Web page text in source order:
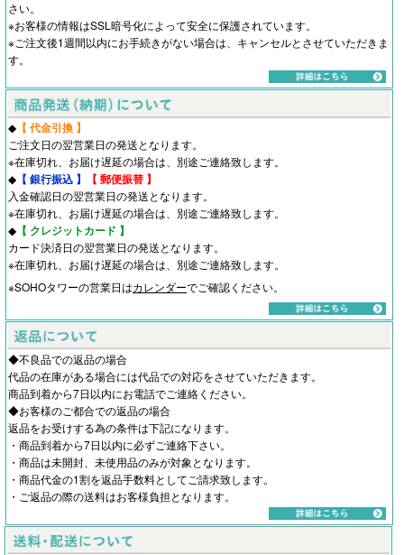
さい。
※お客様の情報はSSL暗号化によって安全に保護されています。
※ご注文後1週間以内にお手続きがない場合は、キャンセルとさせていただきま
す。
◆ 【 代金引換 】
ご注文日の翌営業日の発送となります。
※在庫切れ、お届け遅延の場合は、別途ご連絡致します。
◆ 【 銀行振込 】 【 郵便振替 】
入金確認日の翌営業日の発送となります。
※在庫切れ、お届け遅延の場合は、別途ご連絡致します。
◆ 【 クレジットカード 】
カード決済日の翌営業日の発送となります。
※在庫切れ、お届け遅延の場合は、別途ご連絡致します。
※SOHOタワーの営業日はカレンダーでご確認ください。
◆不良品での返品の場合
代品の在庫がある場合には代品での対応をさせていただきます。
商品到着から7日以内にお電話でご連絡ください。
◆お客様のご都合での返品の場合
返品をお受けする為の条件は下記になります。
・商品到着から7日以内に必ずご連絡下さい。
・商品は未開封、未使用品のみが対象となります。
・商品代金の1割を返品手数料としてご請求致します。
・ご返品の際の送料はお客様負担となります。